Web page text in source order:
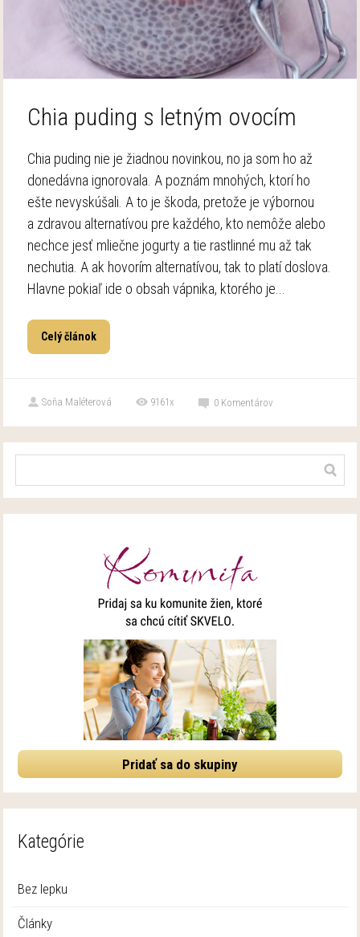
Chia puding s letným ovocím
Chia puding nie je žiadnou novinkou, no ja som ho až
donedávna ignorovala. A poznám mnohých, ktorí ho
ešte nevyskúšali. A to je škoda, pretože je výbornou
a zdravou alternatívou pre každého, kto nemôže alebo
nechce jesť mliečne jogurty a tie rastlinné mu až tak
nechutia. A ak hovorím alternatívou, tak to platí doslova.
Hlavne pokiaľ ide o obsah vápnika, ktorého je...
Celý článok
Soňa Maléterová 9161x 0 Komentárov
Pridať sa do skupiny
Kategórie
Bez lepku
Články